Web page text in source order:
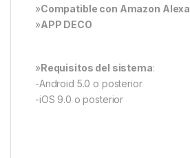
»Compatible con Amazon Alexa
»APP DECO
»Requisitos del sistema:
-Android 5.0 o posterior
-iOS 9.0 o posterior